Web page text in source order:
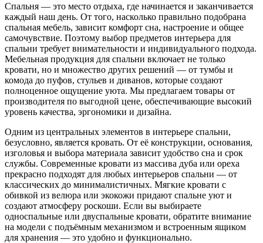
Спальня — это место отдыха, где начинается и заканчивается
каждый наш день. От того, насколько правильно подобрана
спальная мебель, зависит комфорт сна, настроение и общее
самочувствие. Поэтому выбор предметов интерьера для
спальни требует внимательности и индивидуального подхода.
Мебельная продукция для спальни включает не только
кровати, но и множество других решений — от тумбы и
комода до пуфов, стульев и диванов, которые создают
полноценное ощущение уюта. Мы предлагаем товары от
производителя по выгодной цене, обеспечивающие высокий
уровень качества, эргономики и дизайна.
Одним из центральных элементов в интерьере спальни,
безусловно, является кровать. От её конструкции, основания,
изголовья и выбора материала зависит удобство сна и срок
службы. Современные кровати из массива дуба или ореха
прекрасно подходят для любых интерьеров спальни — от
классических до минималистичных. Мягкие кровати с
обивкой из велюра или экокожи придают спальне уют и
создают атмосферу роскоши. Если вы выбираете
односпальные или двуспальные кровати, обратите внимание
на модели с подъёмным механизмом и встроенным ящиком
для хранения — это удобно и функционально.